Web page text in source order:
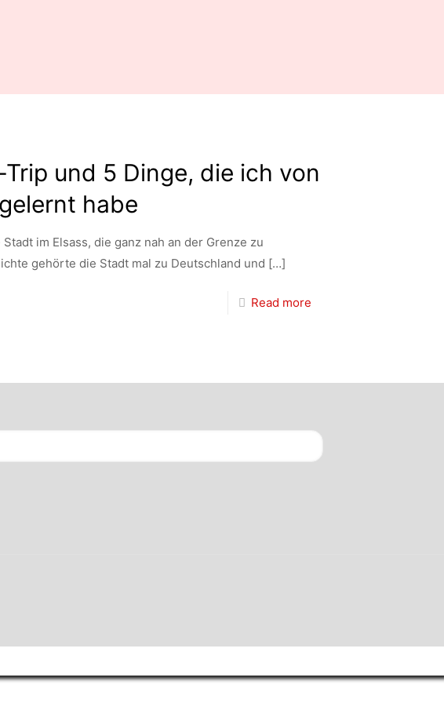
und 5 Dinge, die ich von
habe
im Elsass, die ganz nah an der Grenze zu
gehörte die Stadt mal zu Deutschland und […]
Read more